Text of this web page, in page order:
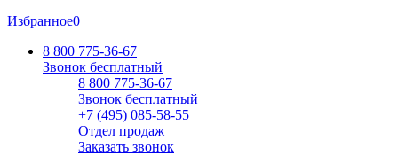
Избранное0
8 800 775-36-67
Звонок бесплатный
8 800 775-36-67
Звонок бесплатный
+7 (495) 085-58-55
Отдел продаж
Заказать звонок